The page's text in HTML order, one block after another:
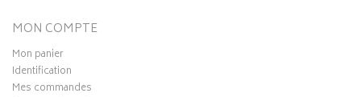
MON COMPTE
Mon panier
Identification
Mes commandes